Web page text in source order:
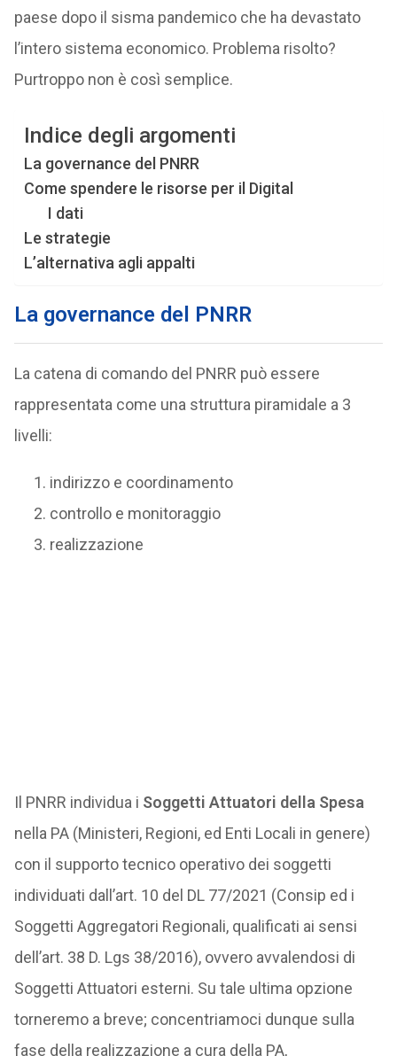
paese dopo il sisma pandemico che ha devastato
l’intero sistema economico. Problema risolto?
Purtroppo non è così semplice.
Indice degli argomenti
La governance del PNRR
Come spendere le risorse per il Digital
I dati
Le strategie
L’alternativa agli appalti
La governance del PNRR
La catena di comando del PNRR può essere
rappresentata come una struttura piramidale a 3
livelli:
indirizzo e coordinamento
controllo e monitoraggio
realizzazione
Il PNRR individua i Soggetti Attuatori della Spesa
nella PA (Ministeri, Regioni, ed Enti Locali in genere)
con il supporto tecnico operativo dei soggetti
individuati dall’art. 10 del DL 77/2021 (Consip ed i
Soggetti Aggregatori Regionali, qualificati ai sensi
dell’art. 38 D. Lgs 38/2016), ovvero avvalendosi di
Soggetti Attuatori esterni. Su tale ultima opzione
torneremo a breve; concentriamoci dunque sulla
fase della realizzazione a cura della PA,